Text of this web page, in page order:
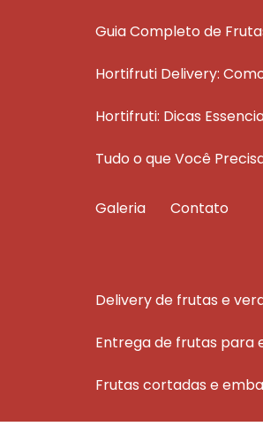
Guia Completo de
Hortifruti Delivery:
Hortifruti: Dicas
Tudo o que Você
Galeria Contato
delivery de frutas e
entrega de frutas para
frutas cortadas e